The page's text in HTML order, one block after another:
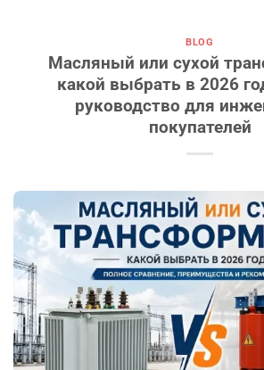
BLOG
Масляный или сухой
какой выбрать в 2026
руководство для
покупателей